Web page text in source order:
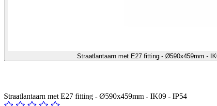
Straatlantaarn met E27 fitting - Ø590x459mm -
Straatlantaarn met E27 fitting - Ø590x459mm - IK09 - IP54